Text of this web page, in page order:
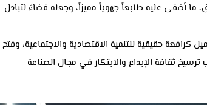
أضفى عليه طابعاً جهوياً مميزاً، وجعله فضاءً لتبادل
كرافعة حقيقية للتنمية الاقتصادية والاجتماعية، وفتح
ثقافة الإبداع والابتكار في مجال الصناعة